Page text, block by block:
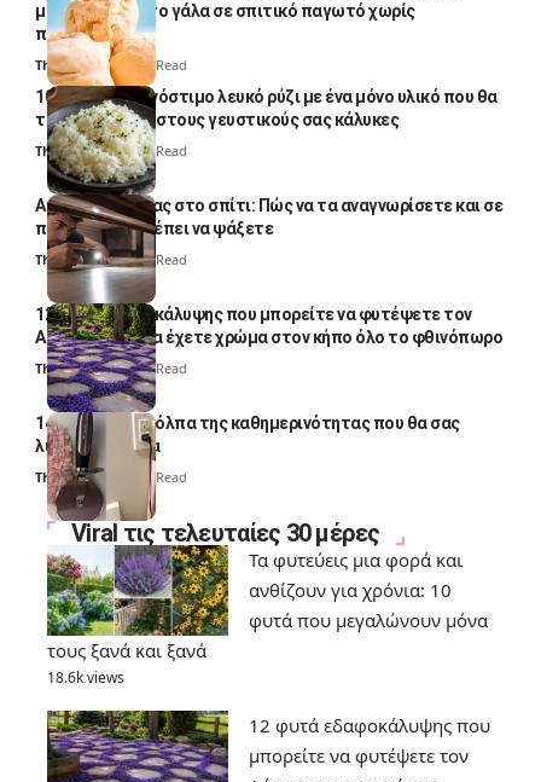
μετατρέψετε το γάλα σε σπιτικό παγωτό χωρίς
παγωτομηχανή
Thali Ombre 4 Min Read
10 φορές ποιο νόστιμο λευκό ρύζι με ένα μόνο υλικό που θα
το απογειώσει στους γευστικούς σας κάλυκες
Thali Ombre4 Min Read
Αυγά κατσαρίδας στο σπίτι: Πώς να τα αναγνωρίσετε και σε
ποια σημεία πρέπει να ψάξετε
Thali Ombre4 Min Read
12 φυτά εδαφοκάλυψης που μπορείτε να φυτέψετε τον
Αύγουστο για να έχετε χρώμα στον κήπο όλο το φθινόπωρο
Thali Ombre7 Min Read
14 πανέξυπνα κόλπα της καθημερινότητας που θα σας
λύσουν τα χέρια
Thali Ombre 6 Min Read
Viral τις τελευταίες 30 μέρες
Τα φυτεύεις μια φορά και
ανθίζουν για χρόνια: 10
φυτά που μεγαλώνουν μόνα
τους ξανά και ξανά
18.6k views
12 φυτά εδαφοκάλυψης που
μπορείτε να φυτέψετε τον